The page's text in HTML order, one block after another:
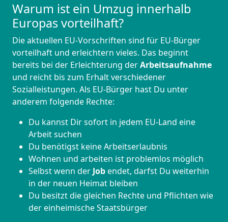
Warum ist ein Umzug innerhalb
Europas vorteilhaft?
Die aktuellen EU-Vorschriften sind für EU-Bürger
vorteilhaft und erleichtern vieles. Das beginnt
bereits bei der Erleichterung derArbeitsaufnahme
und reicht bis zum Erhalt verschiedener
Sozialleistungen. Als EU-Bürger hast Du unter
anderem folgende Rechte:
Du kannst Dir sofort in jedem EU-Land eine
Arbeit suchen
Du benötigst keine Arbeitserlaubnis
Wohnen und arbeiten ist problemlos möglich
Selbst wenn der Jobendet, darfst Du weiterhin
in der neuen Heimat bleiben
Du besitzt die gleichen Rechte und Pflichten wie
der einheimische Staatsbürger